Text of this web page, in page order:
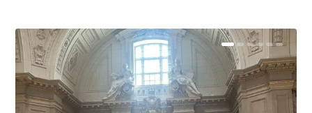
Málaga, verso en azul, de Rafael
Porras y Salvador...
«La cocina hebrea. Alimentación
del pueblo judío e...